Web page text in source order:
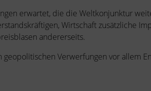
erwartet, die die Weltkonjunktur
Wirtschaft zusätzliche
andererseits.
Verwerfungen vor allem